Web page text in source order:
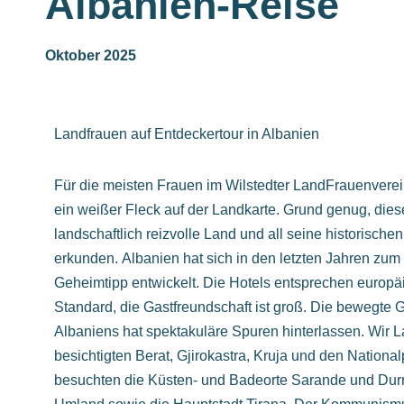
Oktober 2025
Landfrauen auf Entdeckertour in Albanien
Für die meisten Frauen im Wilstedter
ein weißer Fleck auf der Landkarte. Grund genug,
landschaftlich reizvolle Land und all seine
erkunden. Albanien hat sich in den letzten Jahren zum
Geheimtipp entwickelt. Die Hotels entsprechen
Standard, die Gastfreundschaft ist groß. Die bewegte
Albaniens hat spektakuläre Spuren hinterlassen. Wir
besichtigten Berat, Gjirokastra, Kruja und den
besuchten die Küsten- und Badeorte Sarande und